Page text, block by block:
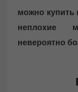
можно
неплохие
невероятно